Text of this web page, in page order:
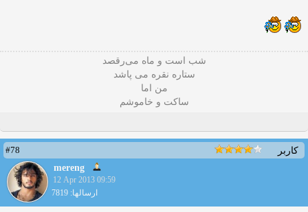
شب است و ماه می‌رقصد
ستاره نقره می پاشد
من اما
ساکت و خاموشم
کاربر
#78
mereng
12 Apr 2013 09:59
ارسالها: 7819